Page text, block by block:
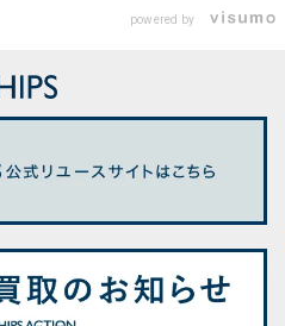
powered by